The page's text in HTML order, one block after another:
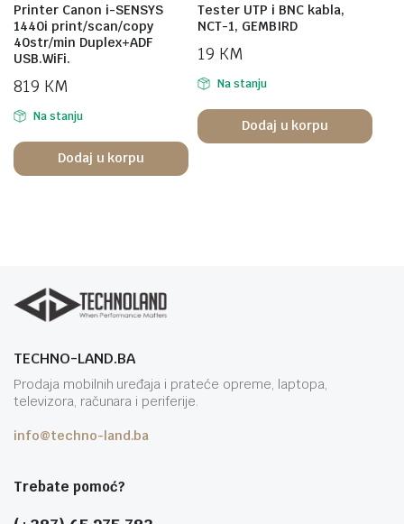
Printer Canon i-SENSYS
1440i print/scan/copy
40str/min Duplex+ADF
USB.WiFi.
819 KM
Na stanju
Dodaj u korpu
Tester UTP i BNC kabla,
NCT-1, GEMBIRD
19 KM
Na stanju
Dodaj u korpu
TECHNO-LAND.BA
Prodaja mobilnih uređaja i prateće opreme, laptopa,
televizora, računara i periferije.
info@techno-land.ba
Trebate pomoć?